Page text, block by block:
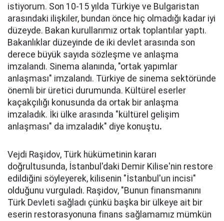
istiyorum. Son 10-15 yılda Türkiye ve Bulgaristan
arasındaki ilişkiler, bundan önce hiç olmadığı kadar iyi
düzeyde. Bakan kurullarımız ortak toplantılar yaptı.
Bakanlıklar düzeyinde de iki devlet arasında son
derece büyük sayıda sözleşme ve anlaşma
imzalandı. Sinema alanında, "ortak yapımlar
anlaşması" imzalandı. Türkiye de sinema sektöründe
önemli bir üretici durumunda. Kültürel eserler
kaçakçılığı konusunda da ortak bir anlaşma
imzaladık. İki ülke arasında "kültürel gelişim
anlaşması" da imzaladık" diye konuştu.
Vejdi Raşidov, Türk hükümetinin kararı
doğrultusunda, İstanbul'daki Demir Kilise'nin restore
edildiğini söyleyerek, kilisenin "İstanbul'un incisi"
olduğunu vurguladı. Raşidov, "Bunun finansmanını
Türk Devleti sağladı çünkü başka bir ülkeye ait bir
eserin restorasyonuna finans sağlamamız mümkün